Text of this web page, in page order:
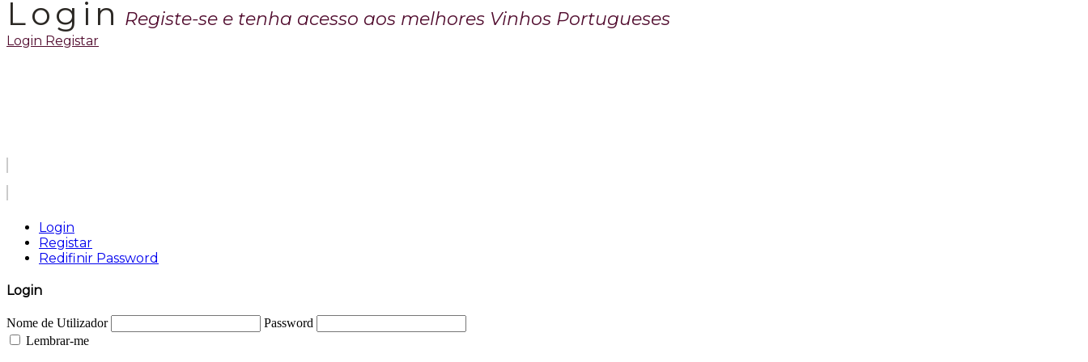
Login Registe-se e tenha acesso aos melhores Vinhos Portugueses
Login Registar
Login
Registar
Redifinir Password
Login
Nome de Utilizador
Password
Lembrar-me